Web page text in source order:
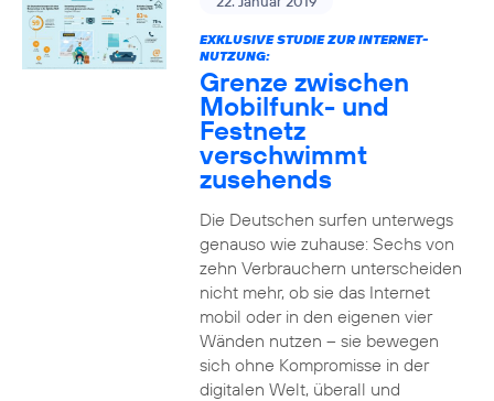
EXKLUSIVE STUDIE ZUR INTERNET-
NUTZUNG:
Grenze zwischen
Mobilfunk- und
Festnetz
verschwimmt
zusehends
Die Deutschen surfen unterwegs
genauso wie zuhause: Sechs von
zehn Verbrauchern unterscheiden
nicht mehr, ob sie das Internet
mobil oder in den eigenen vier
Wänden nutzen – sie bewegen
sich ohne Kompromisse in der
digitalen Welt, überall und